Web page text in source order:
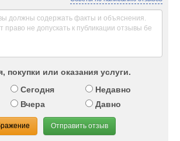
покупки или оказания услуги.
Сегодня
Недавно
Вчера Давно
Отправить отзыв